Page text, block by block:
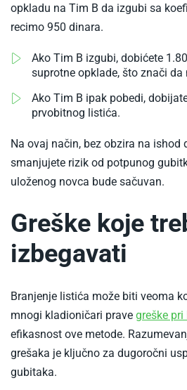
Kako
u
opkladu na Tim B da izgubi sa
recimo 950 dinara.
Ako Tim B izgubi, dobićete
suprotne opklade, što znači
Ako Tim B ipak pobedi,
prvobitnog listića.
Na ovaj način, bez obzira na ishod
smanjujete rizik od potpunog
uloženog novca bude sačuvan.
Greške koje
izbegavati
Branjenje listića može biti veoma
mnogi kladioničari prave greške
efikasnost ove metode.
grešaka je ključno za dugoročni
gubitaka.